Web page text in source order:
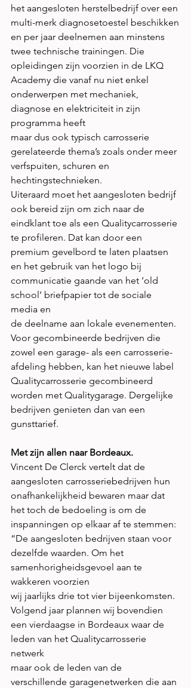
het aangesloten herstelbedrijf over een
multi-merk diagnosetoestel beschikken
en per jaar deelnemen aan minstens
twee technische trainingen. Die
opleidingen zijn voorzien in de LKQ
Academy die vanaf nu niet enkel
onderwerpen met mechaniek,
diagnose en elektriciteit in zijn
programma heeft
maar dus ook typisch carrosserie
gerelateerde thema’s zoals onder meer
verfspuiten, schuren en
hechtingstechnieken.
Uiteraard moet het aangesloten bedrijf
ook bereid zijn om zich naar de
eindklant toe als een Qualitycarrosserie
te profileren. Dat kan door een
premium gevelbord te laten plaatsen
en het gebruik van het logo bij
communicatie gaande van het ‘old
school’ briefpapier tot de sociale
media en
de deelname aan lokale evenementen.
Voor gecombineerde bedrijven die
zowel een garage- als een carrosserie-
afdeling hebben, kan het nieuwe label
Qualitycarrosserie gecombineerd
worden met Qualitygarage. Dergelijke
bedrijven genieten dan van een
gunsttarief.
Met zijn allen naar Bordeaux.
Vincent De Clerck vertelt dat de
aangesloten carrosseriebedrijven hun
onafhankelijkheid bewaren maar dat
het toch de bedoeling is om de
inspanningen op elkaar af te stemmen:
“De aangesloten bedrijven staan voor
dezelfde waarden. Om het
samenhorigheidsgevoel aan te
wakkeren voorzien
wij jaarlijks drie tot vier bijeenkomsten.
Volgend jaar plannen wij bovendien
een vierdaagse in Bordeaux waar de
leden van het Qualitycarrosserie
netwerk
maar ook de leden van de
verschillende garagenetwerken die aan